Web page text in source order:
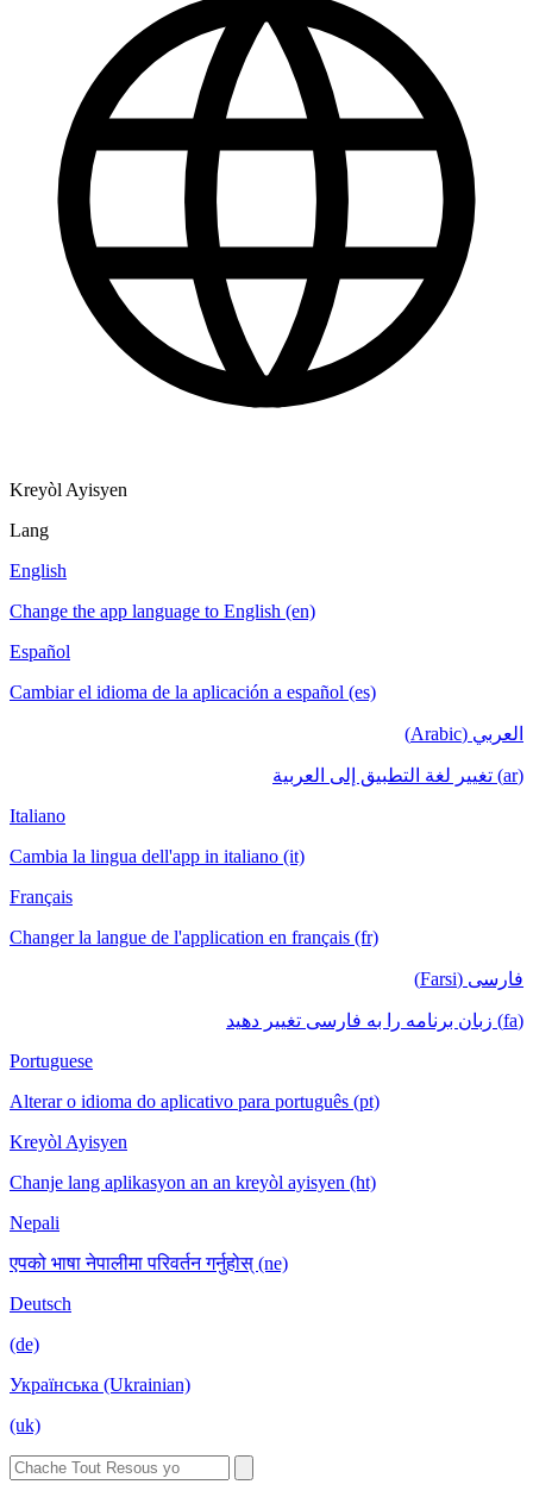
Kreyòl Ayisyen
Lang
English
Change the app language to English (en)
Español
Cambiar el idioma de la aplicación a español (es)
العربي (Arabic)
(ar) تغيير لغة التطبيق إلى العربية
Italiano
Cambia la lingua dell'app in italiano (it)
Français
Changer la langue de l'application en français (fr)
فارسی (Farsi)
(fa) زبان برنامه را به فارسی تغییر دهید
Portuguese
Alterar o idioma do aplicativo para português (pt)
Kreyòl Ayisyen
Chanje lang aplikasyon an an kreyòl ayisyen (ht)
Nepali
एपको भाषा नेपालीमा परिवर्तन गर्नुहोस् (ne)
Deutsch
(de)
Українська (Ukrainian)
(uk)